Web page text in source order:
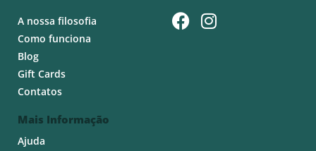
A nossa filosofia
Como funciona
Blog
Gift Cards
Contatos
Mais Informação
Ajuda